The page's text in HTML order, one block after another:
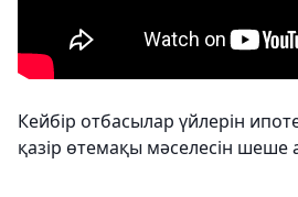
Кейбір отбасылар үйлерін
қазір өтемақы мәселесін шеше